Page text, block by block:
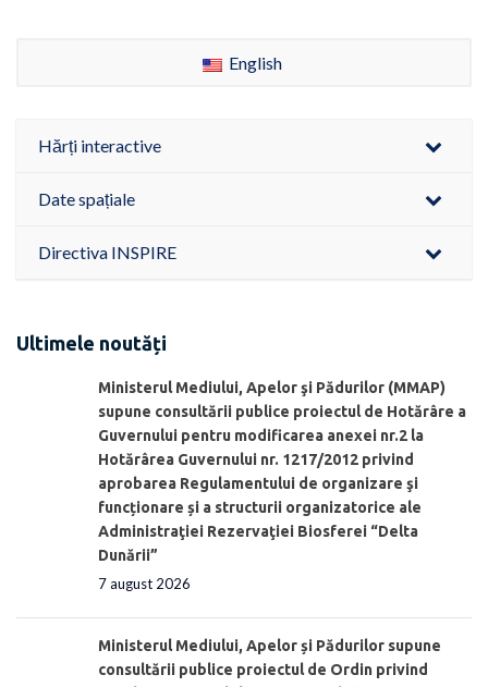
English
Hărți interactive
Date spațiale
Directiva INSPIRE
Ultimele noutăți
Ministerul Mediului, Apelor şi Pădurilor (MMAP)
supune consultării publice proiectul de Hotărâre a
Guvernului pentru modificarea anexei nr.2 la
Hotărârea Guvernului nr. 1217/2012 privind
aprobarea Regulamentului de organizare şi
funcționare și a structurii organizatorice ale
Administraţiei Rezervaţiei Biosferei “Delta
Dunării”
7 august 2026
Ministerul Mediului, Apelor și Pădurilor supune
consultării publice proiectul de Ordin privind